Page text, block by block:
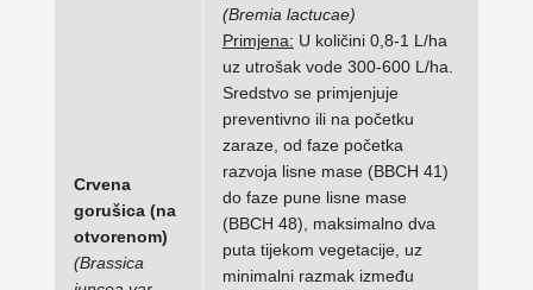
Crvena
gorušica (na
otvorenom)
(Brassica
(Bremia lactucae)
Primjena: U količini 0,8-1 L/ha
uz utrošak vode 300-600 L/ha.
Sredstvo se primjenjuje
preventivno ili na početku
zaraze, od faze početka
razvoja lisne mase (BBCH 41)
do faze pune lisne mase
(BBCH 48), maksimalno dva
puta tijekom vegetacije, uz
minimalni razmak između